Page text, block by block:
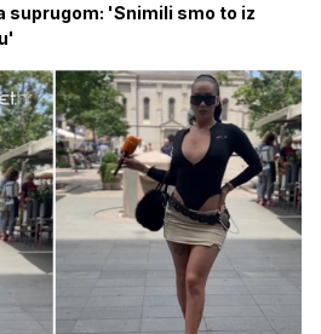
suprugom: 'Snimili smo to iz